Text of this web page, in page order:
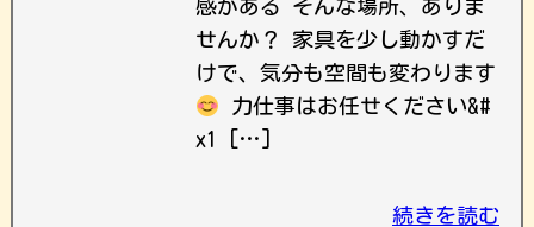
感がある そんな場所、ありま
せんか？ 家具を少し動かすだ
けで、気分も空間も変わります
力仕事はお任せください&#
x1 […]
続きを読む